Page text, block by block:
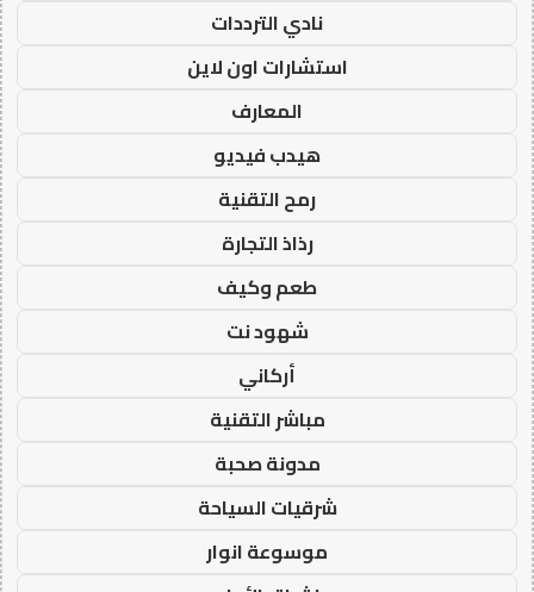
نادي الترددات
استشارات اون لاين
المعارف
هيدب فيديو
رمح التقنية
رذاذ التجارة
طعم وكيف
شهود نت
أركاني
مباشر التقنية
مدونة صحبة
شرقيات السياحة
موسوعة انوار